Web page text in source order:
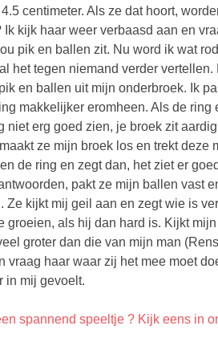
centimeter. Als ze dat hoort,
kijk haar weer verbaasd aan en
pik en ballen zit. Nu word ik wat
het tegen niemand verder
en ballen uit mijn onderbroek. Ik
makkelijker eromheen. Als de
niet erg goed zien, je broek zit
ze mijn broek los en trekt deze
de ring en zegt dan, het ziet er
pakt ze mijn ballen vast
kijkt mij geil aan en zegt wie is
groeien, als hij dan hard is. Kijkt
groter dan die van mijn man
vraag haar waar zij het mee moet
in mij gevoelt.